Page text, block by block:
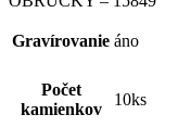
Gravírovanie áno
Počet
kamienkov
10ks